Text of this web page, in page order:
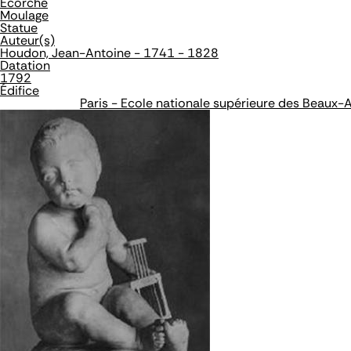
Moulage
Statue
Auteur(s)
Houdon, Jean-Antoine - 1741 - 1828
Datation
1792
Édifice
Paris - Ecole nationale supérieure des Beaux-